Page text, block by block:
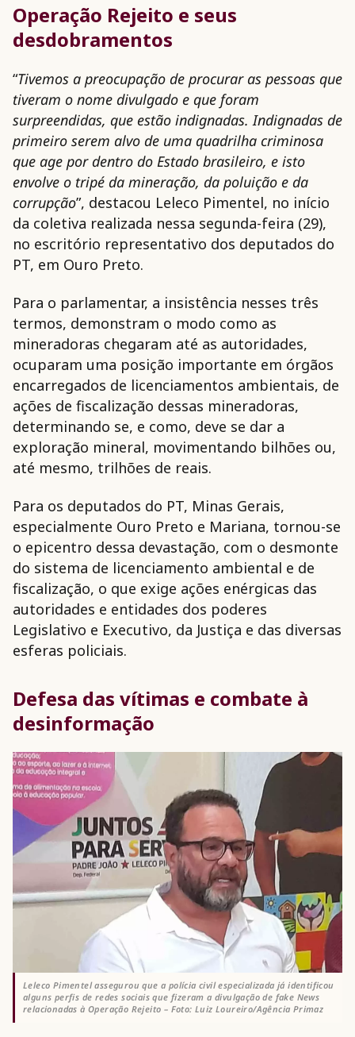
Operação Rejeito e seus
desdobramentos
“Tivemos a preocupação de procurar as pessoas que
tiveram o nome divulgado e que foram
surpreendidas, que estão indignadas. Indignadas de
primeiro serem alvo de uma quadrilha criminosa
que age por dentro do Estado brasileiro, e isto
envolve o tripé da mineração, da poluição e da
corrupção”, destacou Leleco Pimentel, no início
da coletiva realizada nessa segunda-feira (29),
no escritório representativo dos deputados do
PT, em Ouro Preto.
Para o parlamentar, a insistência nesses três
termos, demonstram o modo como as
mineradoras chegaram até as autoridades,
ocuparam uma posição importante em órgãos
encarregados de licenciamentos ambientais, de
ações de fiscalização dessas mineradoras,
determinando se, e como, deve se dar a
exploração mineral, movimentando bilhões ou,
até mesmo, trilhões de reais.
Para os deputados do PT, Minas Gerais,
especialmente Ouro Preto e Mariana, tornou-se
o epicentro dessa devastação, com o desmonte
do sistema de licenciamento ambiental e de
fiscalização, o que exige ações enérgicas das
autoridades e entidades dos poderes
Legislativo e Executivo, da Justiça e das diversas
esferas policiais.
Defesa das vítimas e combate à
desinformação
Leleco Pimentel assegurou que a polícia civil especializada já identificou
alguns perfis de redes sociais que fizeram a divulgação de fake News
relacionadas à Operação Rejeito – Foto: Luiz Loureiro/Agência Primaz